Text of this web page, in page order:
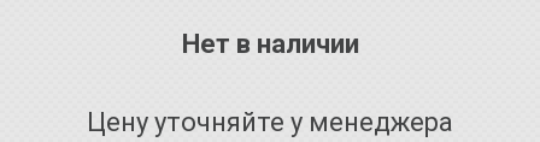
Нет в наличии
Цену уточняйте у менеджера